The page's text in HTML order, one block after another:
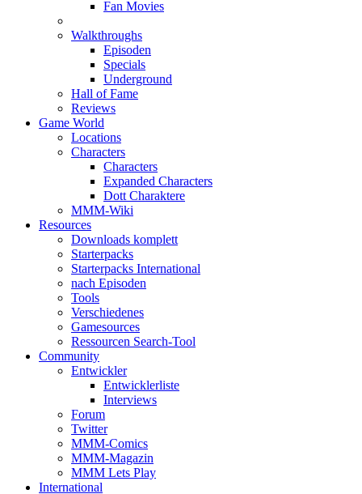
Fan Movies
Walkthroughs
Episoden
Specials
Underground
Hall of Fame
Reviews
Game World
Locations
Characters
Characters
Expanded Characters
Dott Charaktere
MMM-Wiki
Resources
Downloads komplett
Starterpacks
Starterpacks International
nach Episoden
Tools
Verschiedenes
Gamesources
Ressourcen Search-Tool
Community
Entwickler
Entwicklerliste
Interviews
Forum
Twitter
MMM-Comics
MMM-Magazin
MMM Lets Play
International